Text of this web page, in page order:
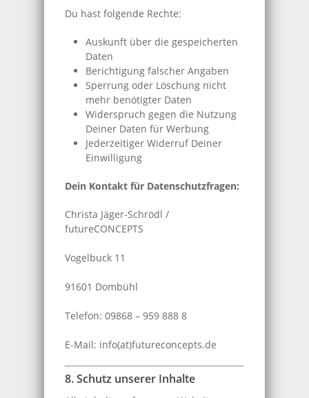
Du hast folgende Rechte:
Auskunft über die gespeicherten
Daten
Berichtigung falscher Angaben
Sperrung oder Löschung nicht
mehr benötigter Daten
Widerspruch gegen die Nutzung
Deiner Daten für Werbung
Jederzeitiger Widerruf Deiner
Einwilligung
Dein Kontakt für Datenschutzfragen:
Christa Jäger-Schrödl /
futureCONCEPTS
Vogelbuck 11
91601 Dombühl
Telefon: 09868 – 959 888 8
E-Mail: info(at)futureconcepts.de
8. Schutz unserer Inhalte